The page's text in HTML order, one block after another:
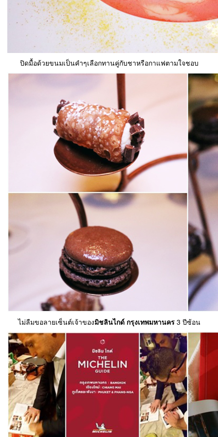
ปิดมื้อด้วยขนมเป็นคำๆเลือกทานคู่กับชาหรือกาแฟตามใจชอบ
ไม่ลืมขอลายเซ็นต์เจ้าของมิชลินไกด์ กรุงเทพมหานคร3 ปีซ้อน